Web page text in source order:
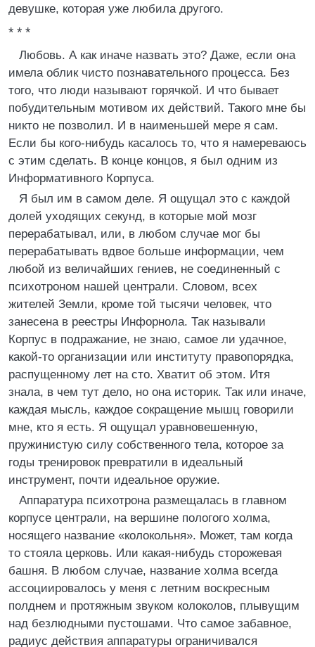
девушке, которая уже любила другого.
* * *
Любовь. А как иначе назвать это? Даже, если она
имела облик чисто познавательного процесса. Без
того, что люди называют горячкой. И что бывает
побудительным мотивом их действий. Такого мне бы
никто не позволил. И в наименьшей мере я сам.
Если бы кого-нибудь касалось то, что я намереваюсь
с этим сделать. В конце концов, я был одним из
Информативного Корпуса.
Я был им в самом деле. Я ощущал это с каждой
долей уходящих секунд, в которые мой мозг
перерабатывал, или, в любом случае мог бы
перерабатывать вдвое больше информации, чем
любой из величайших гениев, не соединенный с
психотроном нашей централи. Словом, всех
жителей Земли, кроме той тысячи человек, что
занесена в реестры Инфорнола. Так называли
Корпус в подражание, не знаю, самое ли удачное,
какой-то организации или институту правопорядка,
распущенному лет на сто. Хватит об этом. Итя
знала, в чем тут дело, но она историк. Так или иначе,
каждая мысль, каждое сокращение мышц говорили
мне, кто я есть. Я ощущал уравновешенную,
пружинистую силу собственного тела, которое за
годы тренировок превратили в идеальный
инструмент, почти идеальное оружие.
Аппаратура психотрона размещалась в главном
корпусе централи, на вершине пологого холма,
носящего название «колокольня». Может, там когда
то стояла церковь. Или какая-нибудь сторожевая
башня. В любом случае, название холма всегда
ассоциировалось у меня с летним воскресным
полднем и протяжным звуком колоколов, плывущим
над безлюдными пустошами. Что самое забавное,
радиус действия аппаратуры ограничивался